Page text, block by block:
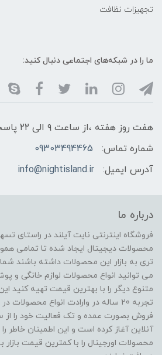
تجهیزات نظافت
ما را در شبکه‌های اجتماعی دنبال کنید:
هفت روز هفته ،از ساعت ۹ الی ۲۲ پاسخگوی شما هستیم
شماره تماس:
09303494465
آدرس ایمیل:
info@nightisland.ir
درباره ما
فروشگاه اینترنتی نایت آیلند در راستای
محصولات دیجیتال ایجاد شده تا تمامی
تری به بازار این محصولات داشته باشند
می توانید انواع محصولات لوازم خانگی
متنوع دیگر را با بهترین قیمت تهیه کنید
تجربه 20 ساله در وارادت انواع
آنلاین آغاز کرده است و این اطمینان خاطر را
محصولات اورجینال را با کمترین قیمت بازار